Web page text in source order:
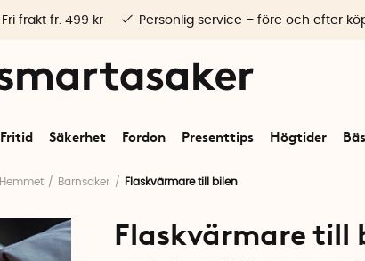
Fritid Säkerhet Fordon Presenttips Högtider
Fri frakt fr. 499 kr Personlig service – före och efter
Hemmet Barnsaker Flaskvärmare till bilen
Flaskvärmare till